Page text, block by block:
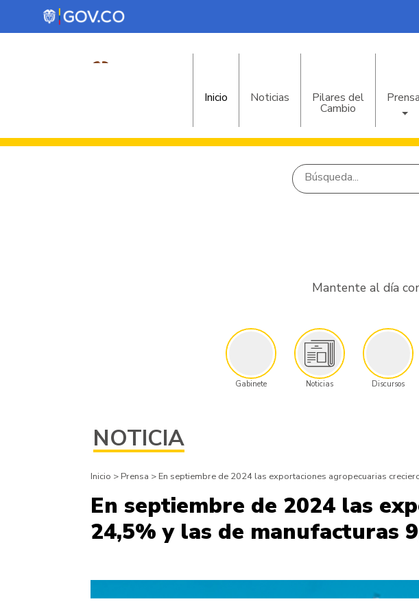
Inicio Noticias Pilares del
Cambio
Prensa
Mantente al día
Gabinete Noticias Discursos
NOTICIA
Inicio > Prensa > En septiembre de 2024 las exportaciones agropecuarias
En septiembre de 2024 las
24,5% y las de manufacturas